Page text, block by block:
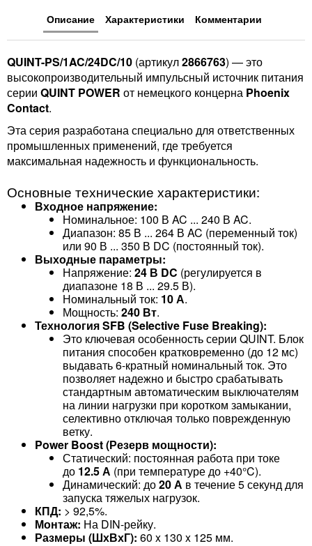
Описание Характеристики Комментарии
QUINT-PS/1AC/24DC/10 (артикул2866763) — это
высокопроизводительный импульсный источник питания
серии QUINT POWER от немецкого концерна Phoenix
Contact.
Эта серия разработана специально для ответственных
промышленных применений, где требуется
максимальная надежность и функциональность.
Основные технические характеристики:
Входное напряжение:
Номинальное: 100 В AC ... 240 В AC.
Диапазон: 85 В ... 264 В AC (переменный ток)
или 90 В ... 350 В DC (постоянный ток).
Выходные параметры:
Напряжение: 24 В DC (регулируется в
диапазоне 18 В ... 29.5 В).
Номинальный ток: 10 А.
Мощность: 240 Вт.
Технология SFB (Selective Fuse Breaking):
Это ключевая особенность серии QUINT. Блок
питания способен кратковременно (до 12 мс)
выдавать 6-кратный номинальный ток. Это
позволяет надежно и быстро срабатывать
стандартным автоматическим выключателям
на линии нагрузки при коротком замыкании,
селективно отключая только поврежденную
ветку.
Power Boost (Резерв мощности):
Статический: постоянная работа при токе
до 12.5 А (при температуре до +40°C).
Динамический: до20 А в течение 5 секунд для
запуска тяжелых нагрузок.
КПД: > 92,5%.
Монтаж: На DIN-рейку.
Размеры (ШхВхГ): 60 x 130 x 125 мм.